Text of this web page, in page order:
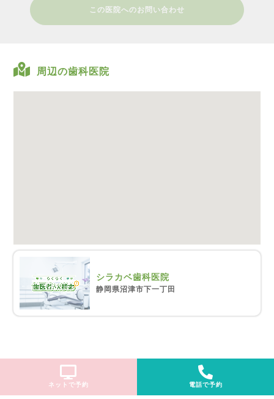
この医院へのお問い合わせ
周辺の歯科医院
シラカベ歯科医院
静岡県沼津市下一丁田
ネットで予約 電話で予約